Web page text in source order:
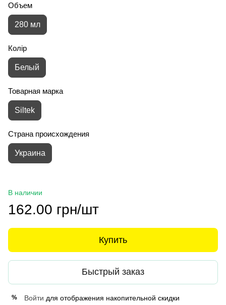
Объем
280 мл
Колір
Белый
Товарная марка
Siltek
Страна происхождения
Украина
В наличии
162.00 грн/шт
Купить
Быстрый заказ
% Войти для отображения накопительной скидки